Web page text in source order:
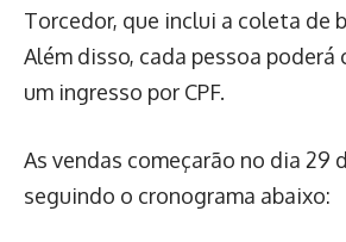
Torcedor, que inclui a coleta de
Além disso, cada pessoa poderá
um ingresso por CPF.
As vendas começarão no dia 29
seguindo o cronograma abaixo: